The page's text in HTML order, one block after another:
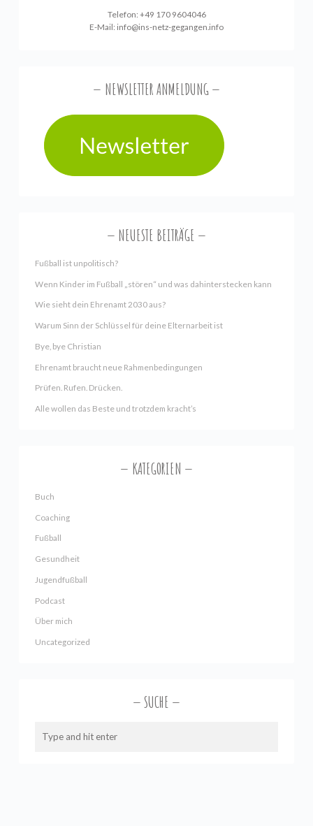
Telefon: +49 170 9604046
E-Mail: info@ins-netz-gegangen.info
NEWSLETTER ANMELDUNG
NEUESTE BEITRÄGE
Fußball ist unpolitisch?
Wenn Kinder im Fußball „stören“ und was dahinterstecken kann
Wie sieht dein Ehrenamt 2030 aus?
Warum Sinn der Schlüssel für deine Elternarbeit ist
Bye, bye Christian
Ehrenamt braucht neue Rahmenbedingungen
Prüfen. Rufen. Drücken.
Alle wollen das Beste und trotzdem kracht’s
KATEGORIEN
Buch
Coaching
Fußball
Gesundheit
Jugendfußball
Podcast
Über mich
Uncategorized
SUCHE